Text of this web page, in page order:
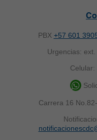
PBX +57 601
Urgencias:
Carrera 16